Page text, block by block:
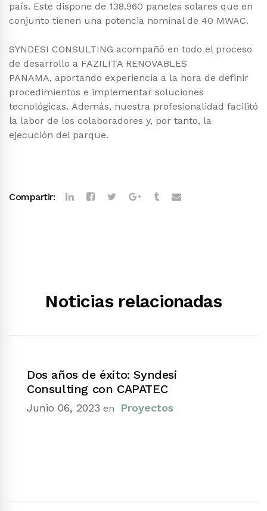
país. Este dispone de 138.960 paneles solares que en
conjunto tienen una potencia nominal de 40 MWAC.
SYNDESI CONSULTING acompañó en todo el proceso
de desarrollo a FAZILITA RENOVABLES
PANAMA, aportando experiencia a la hora de definir
procedimientos e implementar soluciones
tecnológicas. Además, nuestra profesionalidad facilitó
la labor de los colaboradores y, por tanto, la
ejecución del parque.
Compartir:
Noticias relacionadas
Dos años de éxito: Syndesi
Consulting con CAPATEC
Junio 06, 2023 en Proyectos